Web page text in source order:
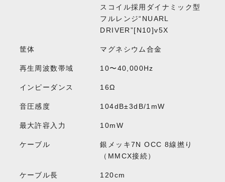
スコイル採用ダイナミック型
フルレンジ“NUARL
DRIVER”[N10]v5X
筐体 マグネシウム合金
再生周波数帯域 10〜40,000Hz
インピーダンス 16Ω
音圧感度 104dB±3dB/1mW
最大許容入力 10mW
ケーブル
銀メッキ7N OCC 8線撚り
（MMCX接続）
ケーブル長 120cm